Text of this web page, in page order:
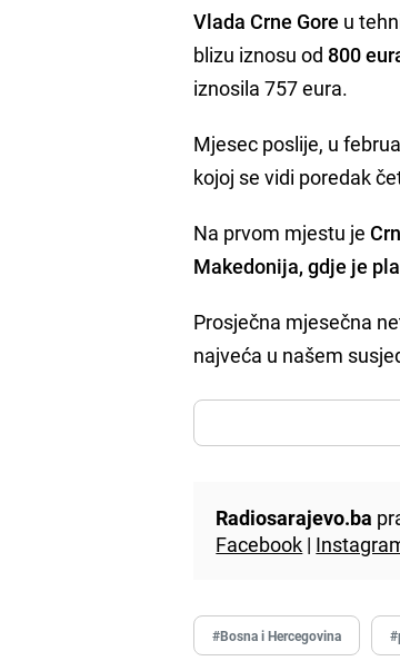
Vlada Crne Gore u
blizu iznosu od 800
iznosila 757 eura.
Mjesec poslije, u
kojoj se vidi poredak
Na prvom mjestu je
Makedonija, gdje je
Prosječna mjesečna
najveća u našem
Radiosarajevo.ba
Facebook |
#Bosna i Hercegovina